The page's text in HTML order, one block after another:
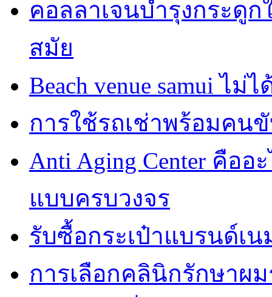
คอลลาเจนบำรุงกระดู
สมัย
Beach venue samui ไ
การใช้รถเช่าพร้อมคน
Anti Aging Center คือ
แบบครบวงจร
รับซื้อกระเป๋าแบรนด์เ
การเลือกคลินิกรักษาผม